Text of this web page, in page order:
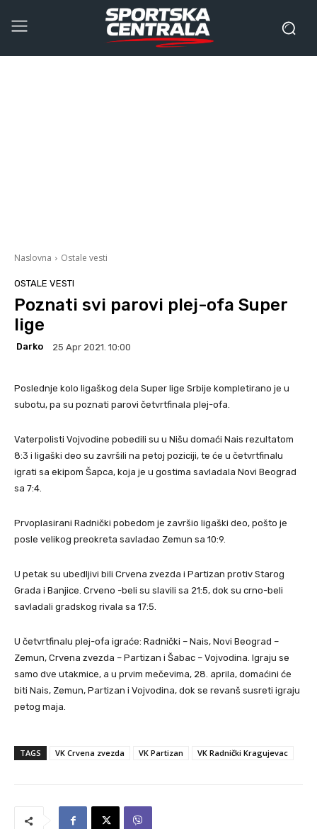
Naslovna Ostale vesti
OSTALE VESTI
Poznati svi parovi plej-ofa Super
lige
Darko 25 Apr 2021. 10:00
Poslednje kolo ligaškog dela Super lige Srbije kompletirano je u
subotu, pa su poznati parovi četvrtfinala plej-ofa.
Vaterpolisti Vojvodine pobedili su u Nišu domaći Nais rezultatom
8:3 i ligaški deo su završili na petoj poziciji, te će u četvrtfinalu
igrati sa ekipom Šapca, koja je u gostima savladala Novi Beograd
sa 7:4.
Prvoplasirani Radnički pobedom je završio ligaški deo, pošto je
posle velikog preokreta savladao Zemun sa 10:9.
U petak su ubedljivi bili Crvena zvezda i Partizan protiv Starog
Grada i Banjice. Crveno -beli su slavili sa 21:5, dok su crno-beli
savladali gradskog rivala sa 17:5.
U četvrtfinalu plej-ofa igraće: Radnički – Nais, Novi Beograd –
Zemun, Crvena zvezda – Partizan i Šabac – Vojvodina. Igraju se
samo dve utakmice, a u prvim mečevima, 28. aprila, domaćini će
biti Nais, Zemun, Partizan i Vojvodina, dok se revanš susreti igraju
petog maja.
TAGS VK Crvena zvezda VK Partizan VK Radnički Kragujevac